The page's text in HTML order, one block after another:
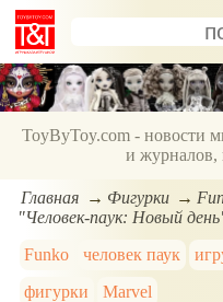
ToyByToy.com - новости
и журналов,
Главная Фигурки
"Человек-паук: Новый
Funko
человек паук
фигурки
Marvel